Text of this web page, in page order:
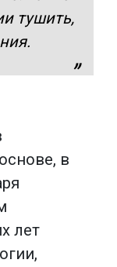
тушить,
в
лет